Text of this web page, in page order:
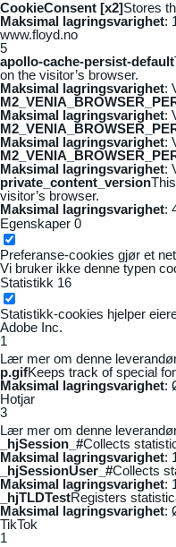
CookieConsent [x2]Stores
Maksimal lagringsvarighet:
www.floyd.no
5
apollo-cache-persist-default
on the visitor’s browser.
Maksimal lagringsvarighet:
Maksimal lagringsvarighet:
Maksimal lagringsvarighet:
Maksimal lagringsvarighet:
private_content_version
visitor’s browser.
Maksimal lagringsvarighet:
Egenskaper 0
Preferanse-cookies gjør et
Vi bruker ikke denne typen
Statistikk 16
Statistikk-cookies hjelper
Adobe Inc.
1
Lær mer om denne
p.gifKeeps track of special
Maksimal lagringsvarighet:
Hotjar
3
Lær mer om denne
_hjSession_#Collects
Maksimal lagringsvarighet:
_hjSessionUser_#Collects
Maksimal lagringsvarighet:
_hjTLDTestRegisters
Maksimal lagringsvarighet:
TikTok
1